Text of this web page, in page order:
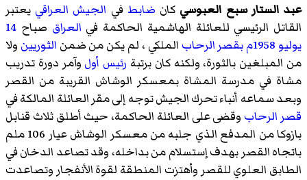
عبد الستار سبع العبوسي كان ضابط في الجيش العراقي يعتبر
القاتل الرئيسي للعائلة الهاشمية الحاكمة في العراق صباح 14
يوليو 1958م بقصر الرحاب الملكي ، لم يكن من ضمن الثوريين ولا
من المبلغين بالثورة، ولكنه كان برتبة رئيس أول وآمر دورة تدريب
مشاة في مدرسة المشاة بمعسكر الوشاش القريبة من القصر
وبعد سماعه أنباء تحرك الجيش توجه إلى مقر العائلة المالكة في
قصر الرحاب وقضى على العائلة الحاكمة، حيثأطلقثلاث قنابل
بازوكا من المدفع الذي جلبه من معسكر الوشاش عيار 106 ملم
باتجاه القصر بهدف إستسلام من بداخله، وقد تصاعد الدخان في
الطابق العلوي للقصر وأهتزت المنطقة لقوة الأنفجار وتصاعدت